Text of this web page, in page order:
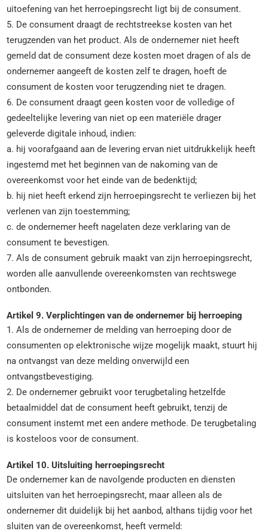
uitoefening van het herroepingsrecht ligt bij de consument.
5. De consument draagt de rechtstreekse kosten van het
terugzenden van het product. Als de ondernemer niet heeft
gemeld dat de consument deze kosten moet dragen of als de
ondernemer aangeeft de kosten zelf te dragen, hoeft de
consument de kosten voor terugzending niet te dragen.
6. De consument draagt geen kosten voor de volledige of
gedeeltelijke levering van niet op een materiële drager
geleverde digitale inhoud, indien:
a. hij voorafgaand aan de levering ervan niet uitdrukkelijk heeft
ingestemd met het beginnen van de nakoming van de
overeenkomst voor het einde van de bedenktijd;
b. hij niet heeft erkend zijn herroepingsrecht te verliezen bij het
verlenen van zijn toestemming;
c. de ondernemer heeft nagelaten deze verklaring van de
consument te bevestigen.
7. Als de consument gebruik maakt van zijn herroepingsrecht,
worden alle aanvullende overeenkomsten van rechtswege
ontbonden.
Artikel 9. Verplichtingen van de ondernemer bij herroeping
1. Als de ondernemer de melding van herroeping door de
consumenten op elektronische wijze mogelijk maakt, stuurt hij
na ontvangst van deze melding onverwijld een
ontvangstbevestiging.
2. De ondernemer gebruikt voor terugbetaling hetzelfde
betaalmiddel dat de consument heeft gebruikt, tenzij de
consument instemt met een andere methode. De terugbetaling
is kosteloos voor de consument.
Artikel 10. Uitsluiting herroepingsrecht
De ondernemer kan de navolgende producten en diensten
uitsluiten van het herroepingsrecht, maar alleen als de
ondernemer dit duidelijk bij het aanbod, althans tijdig voor het
sluiten van de overeenkomst, heeft vermeld: